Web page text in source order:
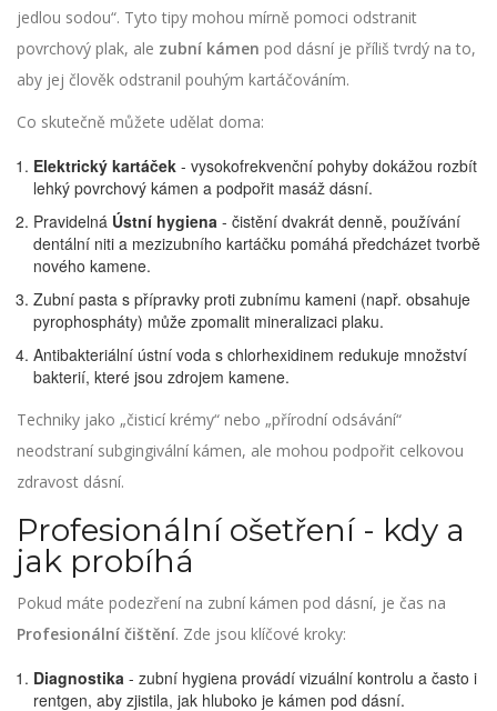
jedlou sodou“. Tyto tipy mohou mírně pomoci odstranit
povrchový plak, ale zubní kámen pod dásní je příliš tvrdý na to,
aby jej člověk odstranil pouhým kartáčováním.
Co skutečně můžete udělat doma:
Elektrický kartáček - vysokofrekvenční pohyby dokážou rozbít
lehký povrchový kámen a podpořit masáž dásní.
Pravidelná Ústní hygiena - čistění dvakrát denně, používání
dentální niti a mezizubního kartáčku pomáhá předcházet tvorbě
nového kamene.
Zubní pasta s přípravky proti zubnímu kameni (např. obsahuje
pyrophospháty) může zpomalit mineralizaci plaku.
Antibakteriální ústní voda s chlorhexidinem redukuje množství
bakterií, které jsou zdrojem kamene.
Techniky jako „čisticí krémy“ nebo „přírodní odsávání“
neodstraní subgingivální kámen, ale mohou podpořit celkovou
zdravost dásní.
Profesionální ošetření - kdy a
jak probíhá
Pokud máte podezření na zubní kámen pod dásní, je čas na
Profesionální čištění. Zde jsou klíčové kroky:
Diagnostika - zubní hygiena provádí vizuální kontrolu a často i
rentgen, aby zjistila, jak hluboko je kámen pod dásní.